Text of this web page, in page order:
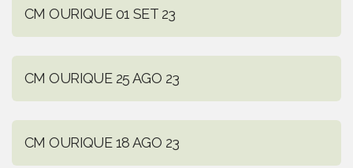
CM OURIQUE 01 SET 23
CM OURIQUE 25 AGO 23
CM OURIQUE 18 AGO 23